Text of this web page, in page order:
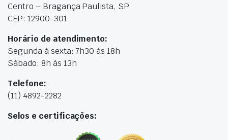
Centro – Bragança Paulista, SP
CEP: 12900-301
Horário de atendimento:
Segunda à sexta: 7h30 às 18h
Sábado: 8h às 13h
Telefone:
(11) 4892-2282
Selos e certificações: